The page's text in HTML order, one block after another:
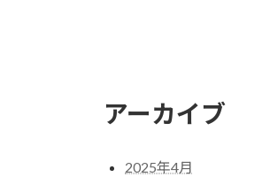
アーカイブ
2025年4月